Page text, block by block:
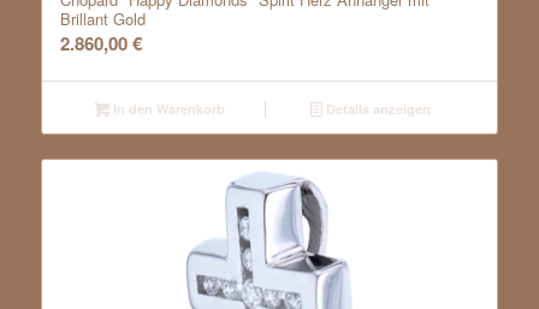
Brillant Gold
2.860,00€
In den Warenkorb Details anzeigen